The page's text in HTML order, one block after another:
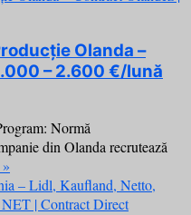
Olanda –
– 2.600 €/lună
Normă
din Olanda recrutează